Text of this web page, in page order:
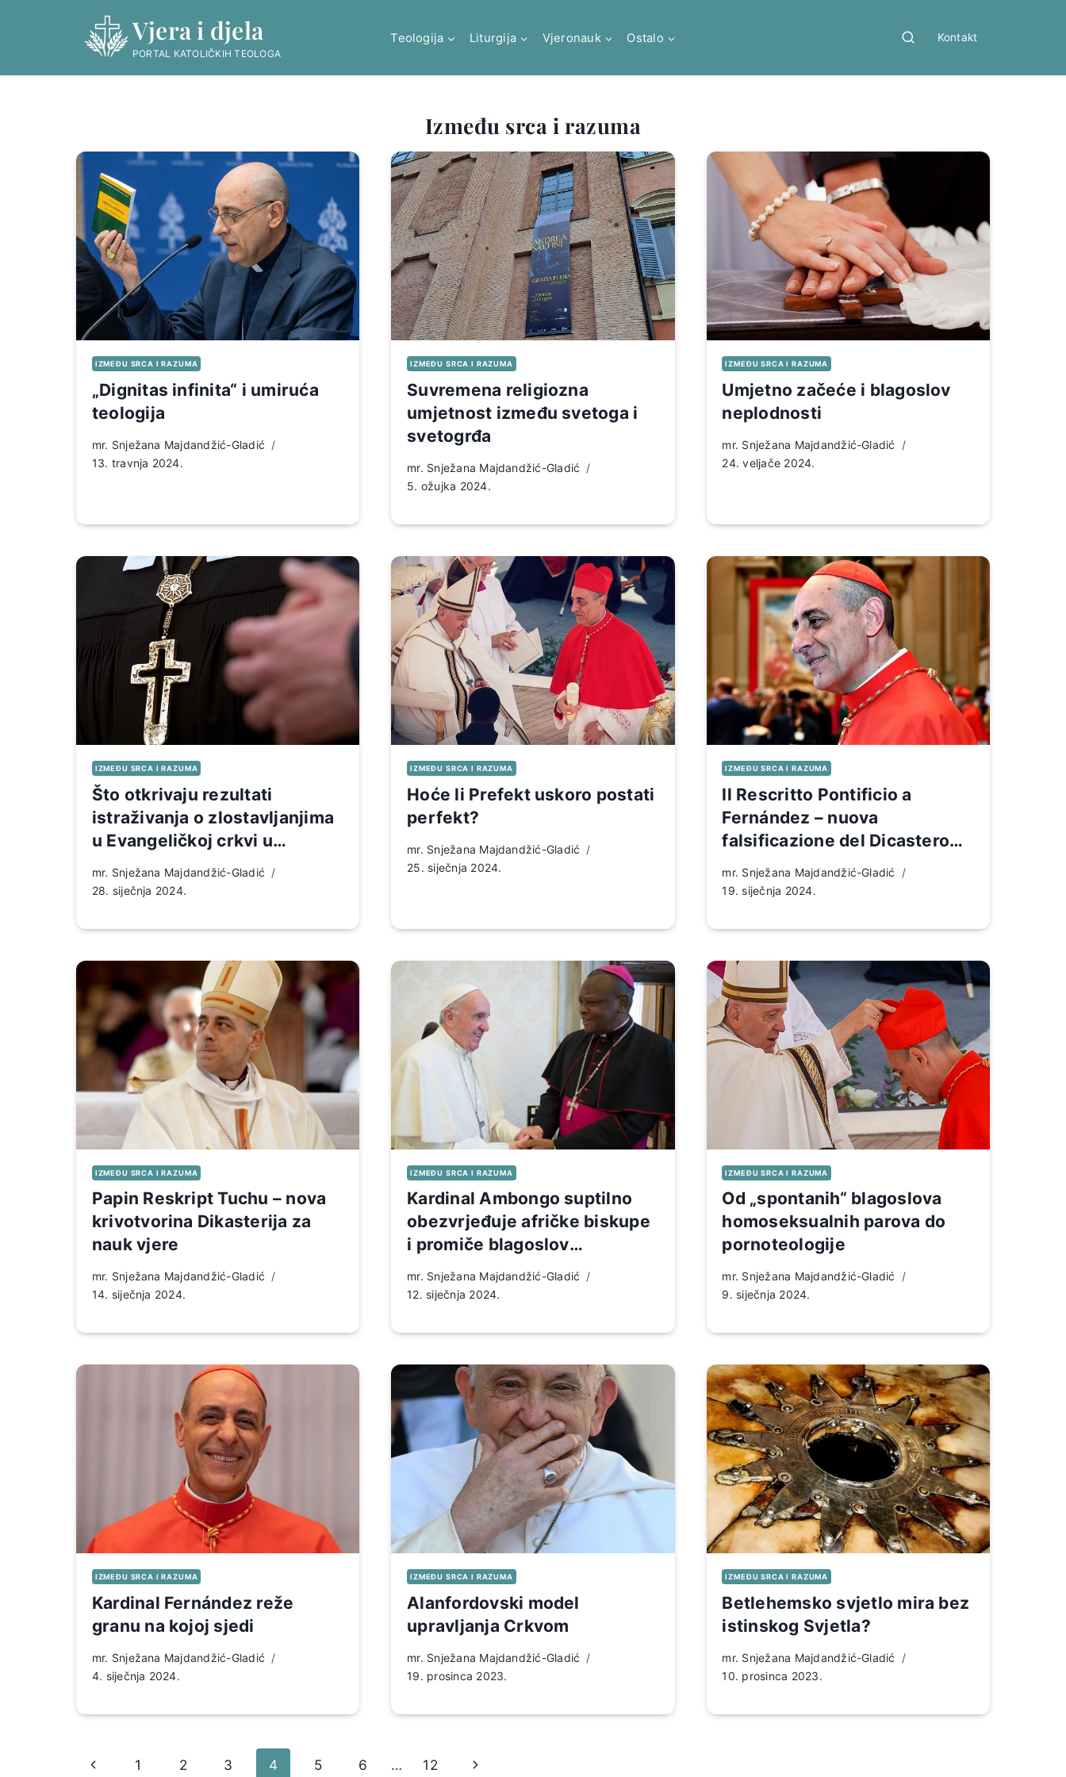
Vjera i djela
PORTAL KATOLIČKIH TEOLOGA
Teologija Liturgija Vjeronauk Ostalo Kontakt
Između srca i razuma
IZMEĐU SRCA I RAZUMA
„Dignitas infinita“ i umiruća
teologija
mr. Snježana Majdandžić-Gladić
13. travnja 2024.
IZMEĐU SRCA I RAZUMA
Suvremena religiozna
umjetnost između svetoga i
svetogrđa
mr. Snježana Majdandžić-Gladić
5. ožujka 2024.
IZMEĐU SRCA I RAZUMA
Umjetno začeće i blagoslov
neplodnosti
mr. Snježana Majdandžić-Gladić
24. veljače 2024.
IZMEĐU SRCA I RAZUMA
Što otkrivaju rezultati
istraživanja o zlostavljanjima
u Evangeličkoj crkvi u
Njemačkoj
mr. Snježana Majdandžić-Gladić
28. siječnja 2024.
IZMEĐU SRCA I RAZUMA
Hoće li Prefekt uskoro postati
perfekt?
mr. Snježana Majdandžić-Gladić
25. siječnja 2024.
IZMEĐU SRCA I RAZUMA
Il Rescritto Pontificio a
Fernández – nuova
falsificazione del Dicastero
per la dottrina della fede
mr. Snježana Majdandžić-Gladić
19. siječnja 2024.
IZMEĐU SRCA I RAZUMA
Papin Reskript Tuchu – nova
krivotvorina Dikasterija za
nauk vjere
mr. Snježana Majdandžić-Gladić
14. siječnja 2024.
IZMEĐU SRCA I RAZUMA
Kardinal Ambongo suptilno
obezvrjeđuje afričke biskupe
i promiče blagoslov
homoseksualnih parova
mr. Snježana Majdandžić-Gladić
12. siječnja 2024.
IZMEĐU SRCA I RAZUMA
Od „spontanih“ blagoslova
homoseksualnih parova do
pornoteologije
mr. Snježana Majdandžić-Gladić
9. siječnja 2024.
IZMEĐU SRCA I RAZUMA
Kardinal Fernández reže
granu na kojoj sjedi
mr. Snježana Majdandžić-Gladić
4. siječnja 2024.
IZMEĐU SRCA I RAZUMA
Alanfordovski model
upravljanja Crkvom
mr. Snježana Majdandžić-Gladić
19. prosinca 2023.
IZMEĐU SRCA I RAZUMA
Betlehemsko svjetlo mira bez
istinskog Svjetla?
mr. Snježana Majdandžić-Gladić
10. prosinca 2023.
Page
Prethodna
1 2 3 4 5 6 … 12 Sljedeća